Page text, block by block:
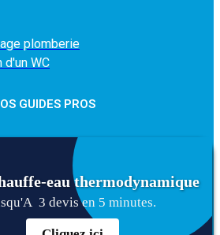
eau thermodynamique
3 devis en 5 minutes.
plomberie
d'un WC
GUIDES PROS
d'utilisation du site